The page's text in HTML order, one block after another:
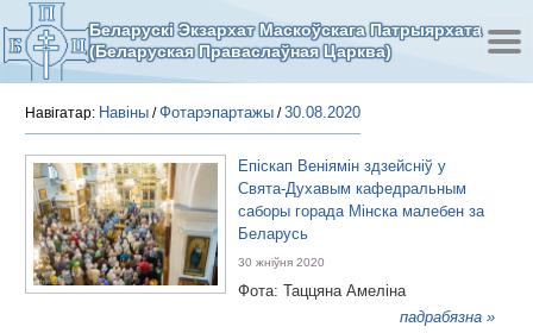
Беларускі Экзархат Маскоўскага Патрыярхата
(Беларуская Праваслаўная Царква)
Навігатар: Навіны /Фотарэпартажы /30.08.2020
Епіскап Веніямін здзейсніў у
Свята-Духавым кафедральным
саборы горада Мінска малебен за
Беларусь
30 жніўня 2020
Фота: Таццяна Амеліна
падрабязна »